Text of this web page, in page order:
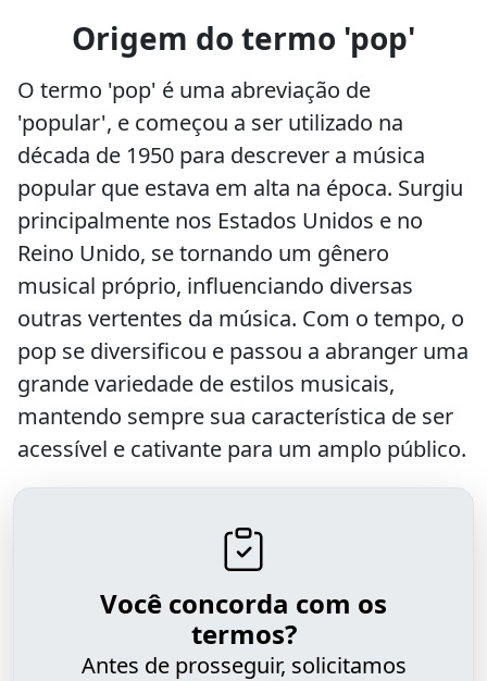
Origem do termo 'pop'
O termo 'pop' é uma abreviação de
'popular', e começou a ser utilizado na
década de 1950 para descrever a música
popular que estava em alta na época. Surgiu
principalmente nos Estados Unidos e no
Reino Unido, se tornando um gênero
musical próprio, influenciando diversas
outras vertentes da música. Com o tempo, o
pop se diversificou e passou a abranger uma
grande variedade de estilos musicais,
mantendo sempre sua característica de ser
acessível e cativante para um amplo público.
Você concorda com os
termos?
Antes de prosseguir, solicitamos